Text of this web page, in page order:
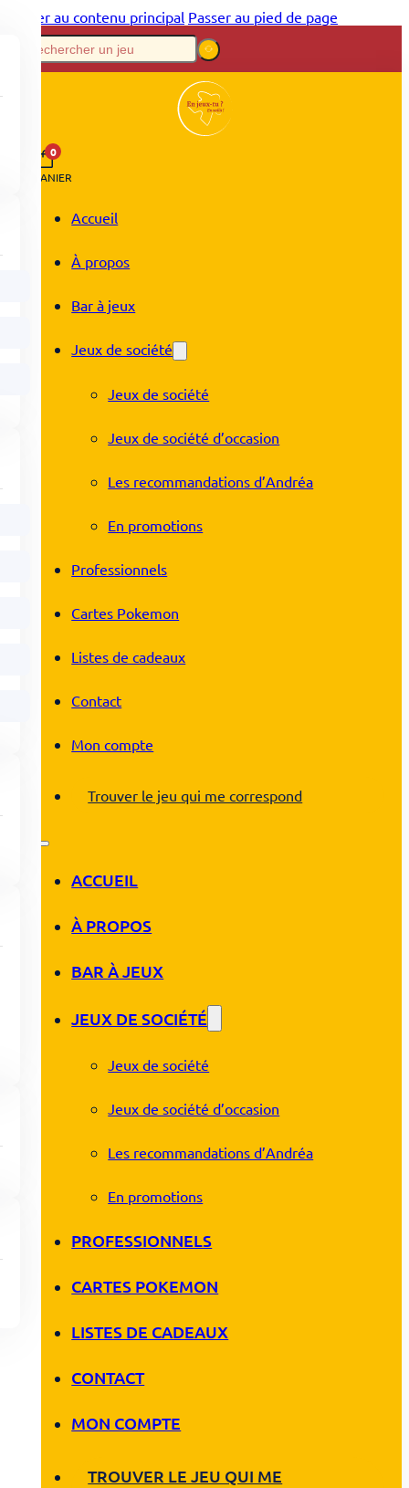
Passer au contenu principal Passer au pied de page
0
PANIER
Accueil
À propos
Bar à jeux
Jeux de société
Jeux de société
Jeux de société d’occasion
Les recommandations d’Andréa
En promotions
Professionnels
Cartes Pokemon
Listes de cadeaux
Contact
Mon compte
Trouver le jeu qui me correspond
ACCUEIL
À PROPOS
BAR À JEUX
JEUX DE SOCIÉTÉ
Jeux de société
Jeux de société d’occasion
Les recommandations d’Andréa
En promotions
PROFESSIONNELS
CARTES POKEMON
LISTES DE CADEAUX
CONTACT
MON COMPTE
TROUVER LE JEU QUI ME